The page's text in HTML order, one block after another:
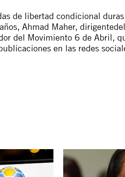
de libertad condicional
años, Ahmad Maher, dirigentedel
del Movimiento 6 de Abril,
en las redes